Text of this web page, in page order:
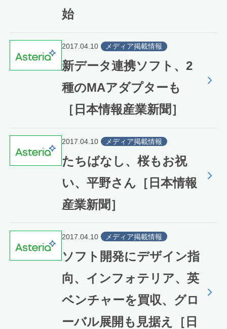
始
2017.04.10 メディア掲載情報
新データ連携ソフト、2
種のMAアダプターも
［日本情報産業新聞］
2017.04.10 メディア掲載情報
たちばなし、桜もお祝
い、平野さん［日本情報
産業新聞］
2017.04.10 メディア掲載情報
ソフト開発にデザイン指
向、インフォテリア、英
ベンチャーを買収、グロ
ーバル展開も見据え［日